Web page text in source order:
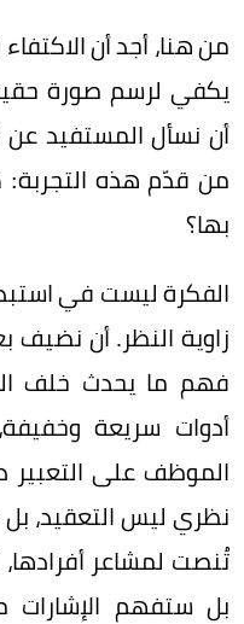
من هنا، أجد أن
يكفي لرسم صورة
أن نسأل المستفيد عن
من قدّم هذه
بها؟
الفكرة ليست في
زاوية النظر. أن نضيف
فهم ما يحدث خلف
أدوات سريعة
الموظف على
نظري ليس التعقيد، بل
تُنصت لمشاعر أفرادها،
بل ستفهم الإشارات